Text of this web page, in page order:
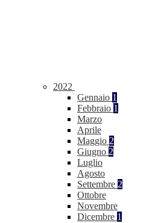
2022
Gennaio 1
Febbraio 1
Marzo
Aprile
Maggio 2
Giugno 2
Luglio
Agosto
Settembre 2
Ottobre
Novembre
Dicembre 1